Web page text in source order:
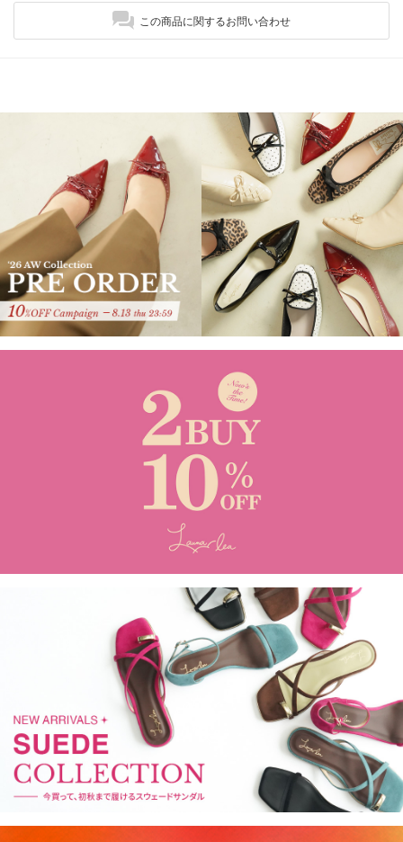
この商品に関するお問い合わせ